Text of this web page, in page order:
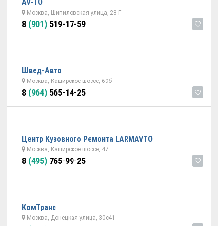
AV-TO
Москва, Шипиловская улица, 28 Г
8 (901) 519-17-59
Швед-Авто
Москва, Каширское шоссе, 69б
8 (964) 565-14-25
Центр Кузовного Ремонта LARMAVTO
Москва, Каширское шоссе, 47
8 (495) 765-99-25
КомТранс
Москва, Донецкая улица, 30с41